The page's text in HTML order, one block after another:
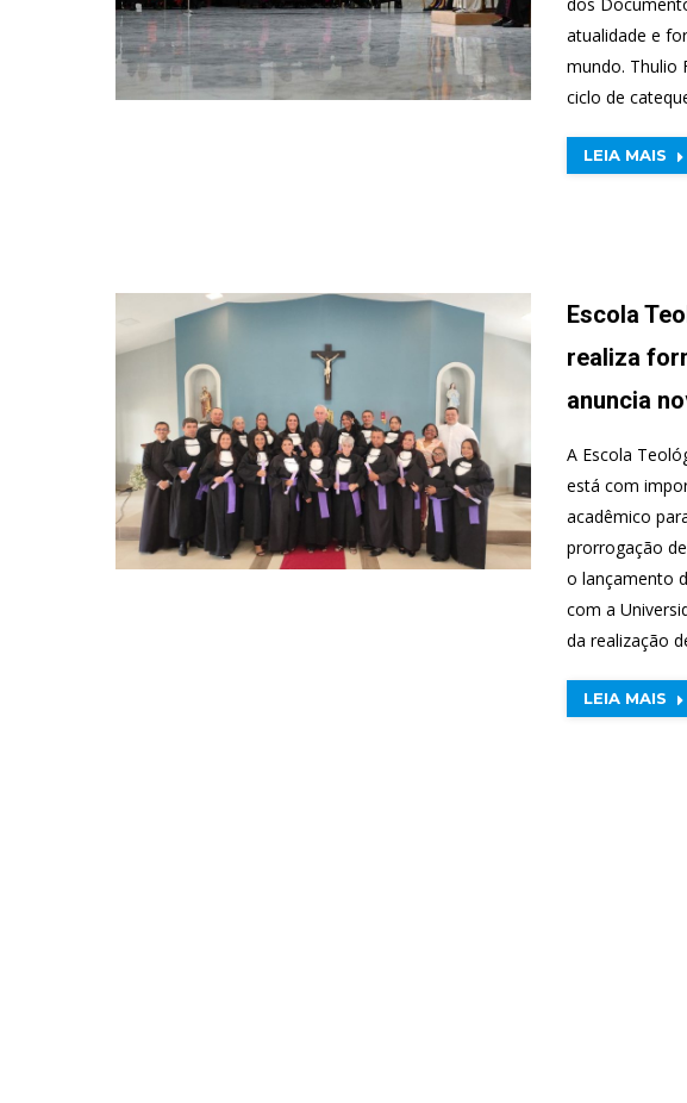
atualidade e
mundo. Thulio
ciclo de
LEIA MAIS
Escola
realiza
anuncia
A Escola
está com
acadêmico
prorrogação
o lançamento
com a
da realização
LEIA MAIS